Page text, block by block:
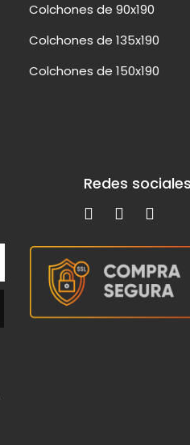
Colchones de 90x190
Colchones de 135x190
Colchones de 150x190
Redes sociales